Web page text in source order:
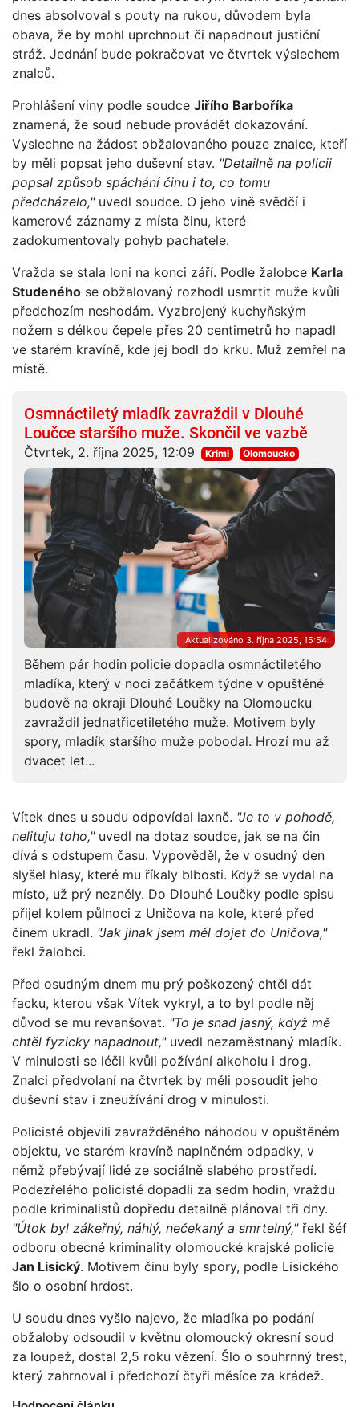
dnes absolvoval s pouty na rukou, důvodem byla
obava, že by mohl uprchnout či napadnout justiční
stráž. Jednání bude pokračovat ve čtvrtek výslechem
znalců.
Prohlášení viny podle soudce Jiřího Barboříka
znamená, že soud nebude provádět dokazování.
Vyslechne na žádost obžalovaného pouze znalce, kteří
by měli popsat jeho duševní stav. "Detailně na policii
popsal způsob spáchání činu i to, co tomu
předcházelo,"uvedl soudce. O jeho vině svědčí i
kamerové záznamy z místa činu, které
zadokumentovaly pohyb pachatele.
Vražda se stala loni na konci září. Podle žalobce Karla
Studeného se obžalovaný rozhodl usmrtit muže kvůli
předchozím neshodám. Vyzbrojený kuchyňským
nožem s délkou čepele přes 20 centimetrů ho napadl
ve starém kravíně, kde jej bodl do krku. Muž zemřel na
místě.
Osmnáctiletý mladík zavraždil v Dlouhé
Loučce staršího muže. Skončil ve vazbě
Čtvrtek, 2. října 2025, 12:09 Krimi Olomoucko
Aktualizováno 3. října 2025, 15:54
Během pár hodin policie dopadla osmnáctiletého
mladíka, který v noci začátkem týdne v opuštěné
budově na okraji Dlouhé Loučky na Olomoucku
zavraždil jednatřicetiletého muže. Motivem byly
spory, mladík staršího muže pobodal. Hrozí mu až
dvacet let...
Vítek dnes u soudu odpovídal laxně. "Je to v pohodě,
nelituju toho,"uvedl na dotaz soudce, jak se na čin
dívá s odstupem času. Vypověděl, že v osudný den
slyšel hlasy, které mu říkaly blbosti. Když se vydal na
místo, už prý nezněly. Do Dlouhé Loučky podle spisu
přijel kolem půlnoci z Uničova na kole, které před
činem ukradl. "Jak jinak jsem měl dojet do Uničova,"
řekl žalobci.
Před osudným dnem mu prý poškozený chtěl dát
facku, kterou však Vítek vykryl, a to byl podle něj
důvod se mu revanšovat. "To je snad jasný, když mě
chtěl fyzicky napadnout,"uvedl nezaměstnaný mladík.
V minulosti se léčil kvůli požívání alkoholu i drog.
Znalci předvolaní na čtvrtek by měli posoudit jeho
duševní stav i zneužívání drog v minulosti.
Policisté objevili zavražděného náhodou v opuštěném
objektu, ve starém kravíně naplněném odpadky, v
němž přebývají lidé ze sociálně slabého prostředí.
Podezřelého policisté dopadli za sedm hodin, vraždu
podle kriminalistů dopředu detailně plánoval tři dny.
"Útok byl zákeřný, náhlý, nečekaný a smrtelný,"řekl šéf
odboru obecné kriminality olomoucké krajské policie
Jan Lisický. Motivem činu byly spory, podle Lisického
šlo o osobní hrdost.
U soudu dnes vyšlo najevo, že mladíka po podání
obžaloby odsoudil v květnu olomoucký okresní soud
za loupež, dostal 2,5 roku vězení. Šlo o souhrnný trest,
který zahrnoval i předchozí čtyři měsíce za krádež.